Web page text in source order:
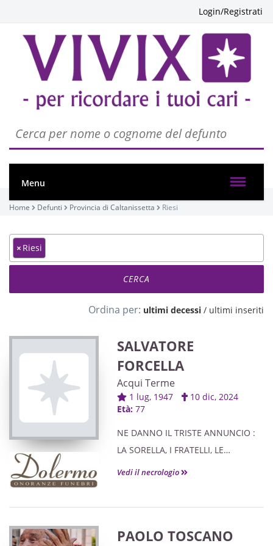
Login/Registrati
Menu
Home Defunti Provincia di Caltanissetta Riesi
× Riesi
Ordina per: ultimi decessi / ultimi inseriti
SALVATORE
FORCELLA
Acqui Terme
1 lug, 1947
10 dic, 2024
Età: 77
NE DANNO IL TRISTE ANNUNCIO :
LA SORELLA, I FRATELLI, LE
COGNATE, IL COGNATO, I NIPOTI,
Vedi il necrologio
PAOLO TOSCANO